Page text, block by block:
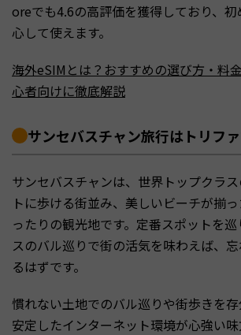
oreでも4.6の高評価を獲得しており、
心して使えます。
海外eSIMとは？おすすめの選び方・料
心者向けに徹底解説
サンセバスチャン旅行はトリフ
サンセバスチャンは、世界トップクラ
トに歩ける街並み、美しいビーチが揃
ったりの観光地です。定番スポットを
スのバル巡りで街の活気を味わえば、
るはずです。
慣れない土地でのバル巡りや街歩きを存
安定したインターネット環境が心強い